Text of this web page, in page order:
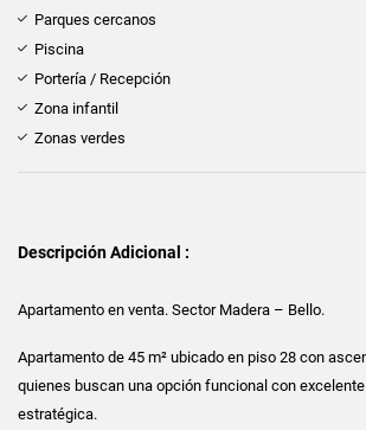
Parques cercanos
Piscina
Portería / Recepción
Zona infantil
Zonas verdes
Descripción Adicional :
Apartamento en venta. Sector Madera – Bello.
Apartamento de 45 m² ubicado en piso 28 con
quienes buscan una opción funcional con
estratégica.